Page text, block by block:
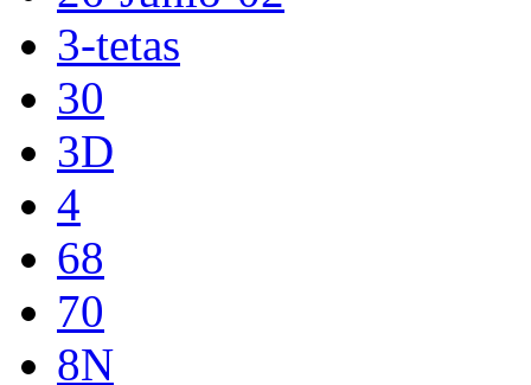
3-tetas
30
3D
4
68
70
8N